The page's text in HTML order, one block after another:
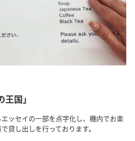
国」
ッセイの一部を点字化し、機内でお楽
貸し出しを行っております。